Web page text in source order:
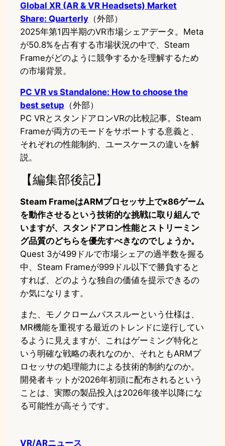
Global XR (AR & VR Headsets) Market
Share: Quarterly （外部）
2025年第1四半期のVR市場シェアデータ。Meta
が50.8%を占有する市場状況の中で、Steam
Frameがどのように競争するかを理解するため
の市場背景。
PC VR vs Standalone: How to choose the
best setup （外部）
PC VRとスタンドアロンVRの比較記事。Steam
Frameが両方のモードをサポートする意義と、
それぞれの性能制約、ユースケースの違いを解
説。
【編集部後記】
Steam FrameはARMプロセッサ上でx86ゲーム
を動作させるという技術的な挑戦に取り組んで
いますが、スタンドアロン性能とストリーミン
グ品質のどちらを優先すべきなのでしょうか。
Quest 3が499ドルで市場シェアの過半数を握る
中、Steam Frameが999ドル以下で勝負すると
すれば、どのような独自の価値を提示できるの
か気になります。
また、モノクロームパススルーという仕様は、
MR機能を重視する最近のトレンドに逆行してい
るように見えますが、これはゲーミング特化と
いう明確な戦略の表れなのか、それともARMプ
ロセッサの処理能力による技術的制約なのか。
開発者キットが2026年初頭に配布されるという
ことは、実際の製品投入は2026年後半以降にな
る可能性が高そうです。
VR/ARニュース